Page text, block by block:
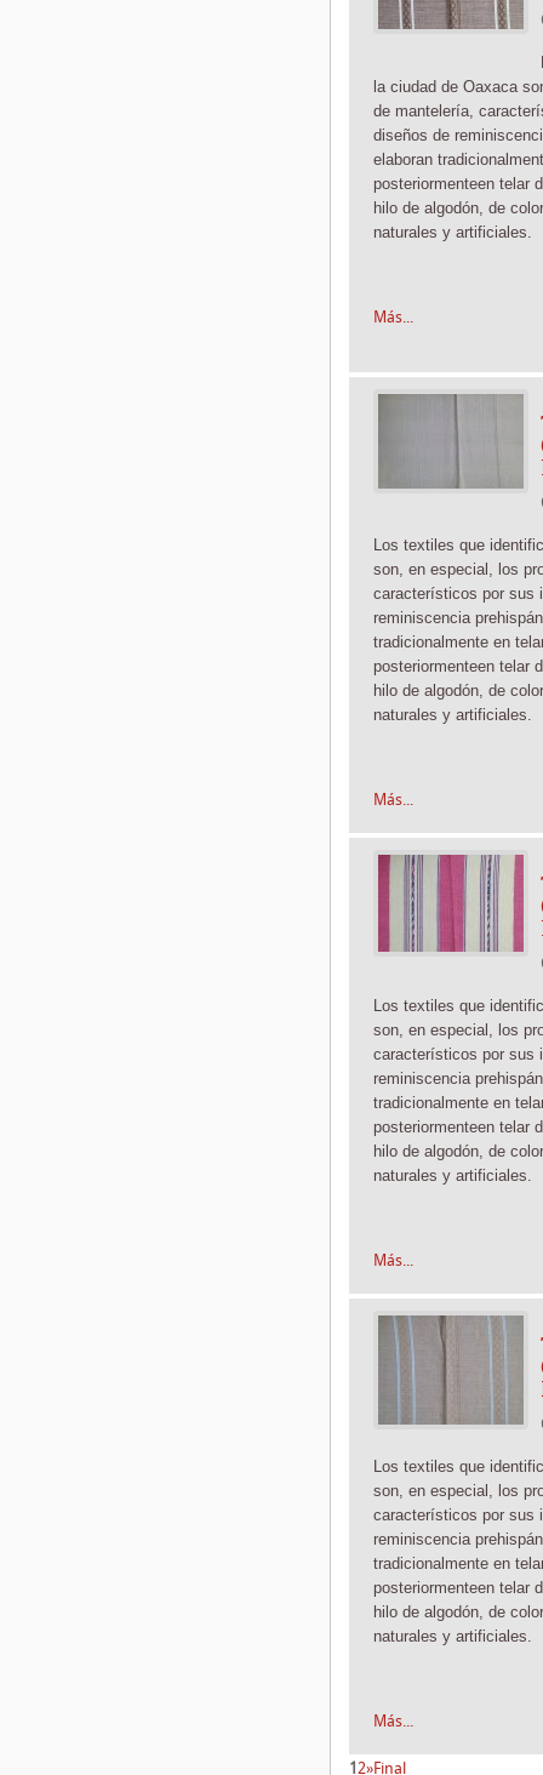
la ciudad de Oaxaca
de mantelería,
diseños de
elaboran
posteriormenteen telar
hilo de algodón, de
naturales y artificiales.
Más...
Los textiles que
son, en especial, los
característicos por sus
reminiscencia
tradicionalmente en
posteriormenteen telar
hilo de algodón, de
naturales y artificiales.
Más...
Los textiles que
son, en especial, los
característicos por sus
reminiscencia
tradicionalmente en
posteriormenteen telar
hilo de algodón, de
naturales y artificiales.
Más...
Los textiles que
son, en especial, los
característicos por sus
reminiscencia
tradicionalmente en
posteriormenteen telar
hilo de algodón, de
naturales y artificiales.
Más...
1 2»Final